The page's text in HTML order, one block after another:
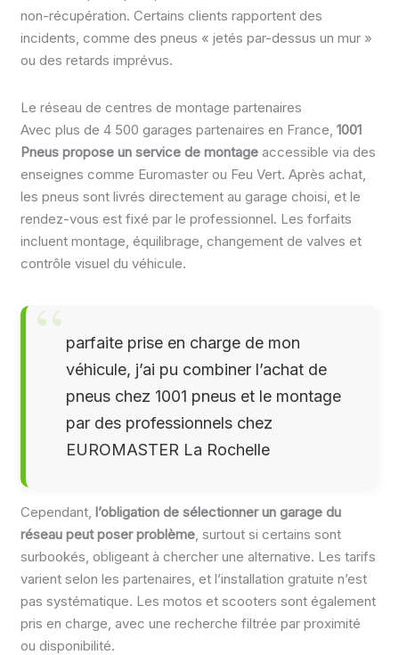
non-récupération. Certains clients rapportent des
incidents, comme des pneus « jetés par-dessus un mur »
ou des retards imprévus.
Le réseau de centres de montage partenaires
Avec plus de 4 500 garages partenaires en France,1001
Pneus propose un service de montage accessible via des
enseignes comme Euromaster ou Feu Vert. Après achat,
les pneus sont livrés directement au garage choisi, et le
rendez-vous est fixé par le professionnel. Les forfaits
incluent montage, équilibrage, changement de valves et
contrôle visuel du véhicule.
parfaite prise en charge de mon
véhicule, j’ai pu combiner l’achat de
pneus chez 1001 pneus et le montage
par des professionnels chez
EUROMASTER La Rochelle
Cependant,l’obligation de sélectionner un garage du
réseau peut poser problème, surtout si certains sont
surbookés, obligeant à chercher une alternative. Les tarifs
varient selon les partenaires, et l’installation gratuite n’est
pas systématique. Les motos et scooters sont également
pris en charge, avec une recherche filtrée par proximité
ou disponibilité.